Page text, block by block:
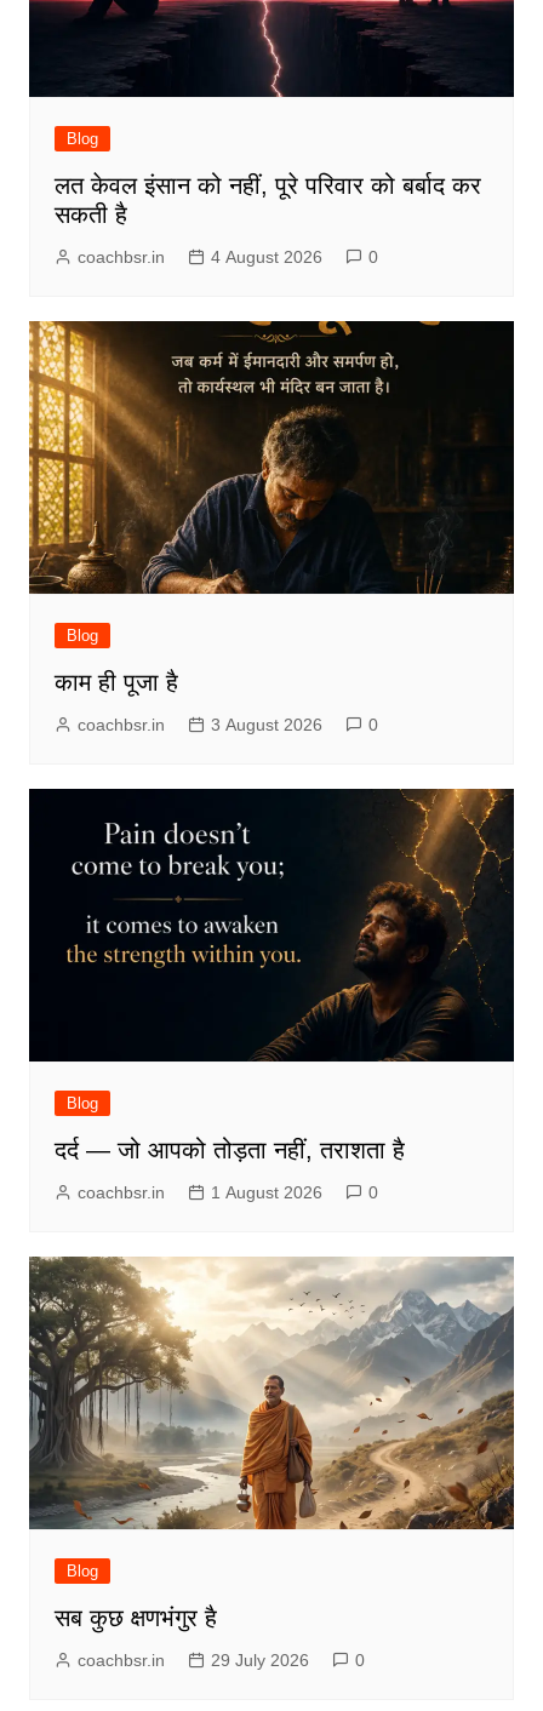
Blog
लत केवल इंसान को नहीं, पूरे परिवार को बर्बाद कर
सकती है
coachbsr.in 4 August 2026 0
Blog
काम ही पूजा है
coachbsr.in 3 August 2026 0
Blog
दर्द — जो आपको तोड़ता नहीं, तराशता है
coachbsr.in 1 August 2026 0
Blog
सब कुछ क्षणभंगुर है
coachbsr.in 29 July 2026 0